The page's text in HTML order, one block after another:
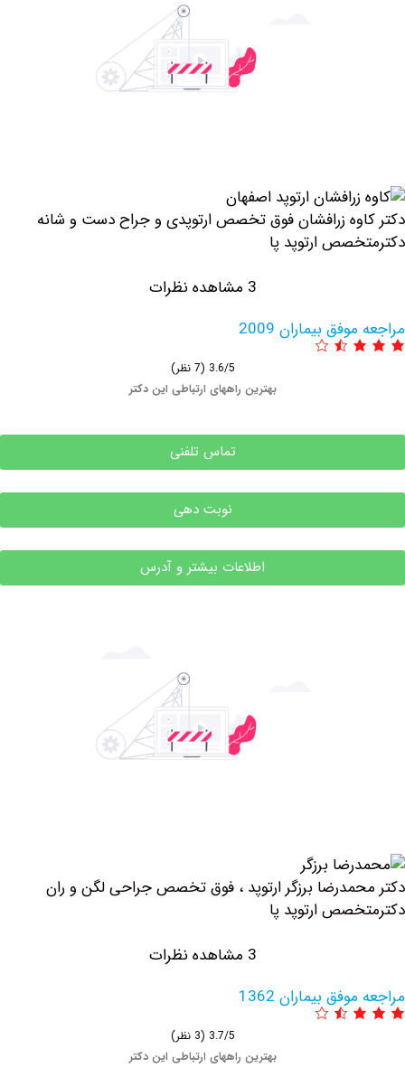
زرافشان فوق تخصص ارتوپدی و جراح دست و شانه
ارتوپد پا
بیماران 2009
بهترین راههای ارتباطی این دکتر
تماس تلفنی
نوبت دهی
اطلاعات بیشتر و آدرس
برزگر ارتوپد ، فوق تخصص جراحی لگن و ران
ارتوپد پا
بیماران 1362
بهترین راههای ارتباطی این دکتر